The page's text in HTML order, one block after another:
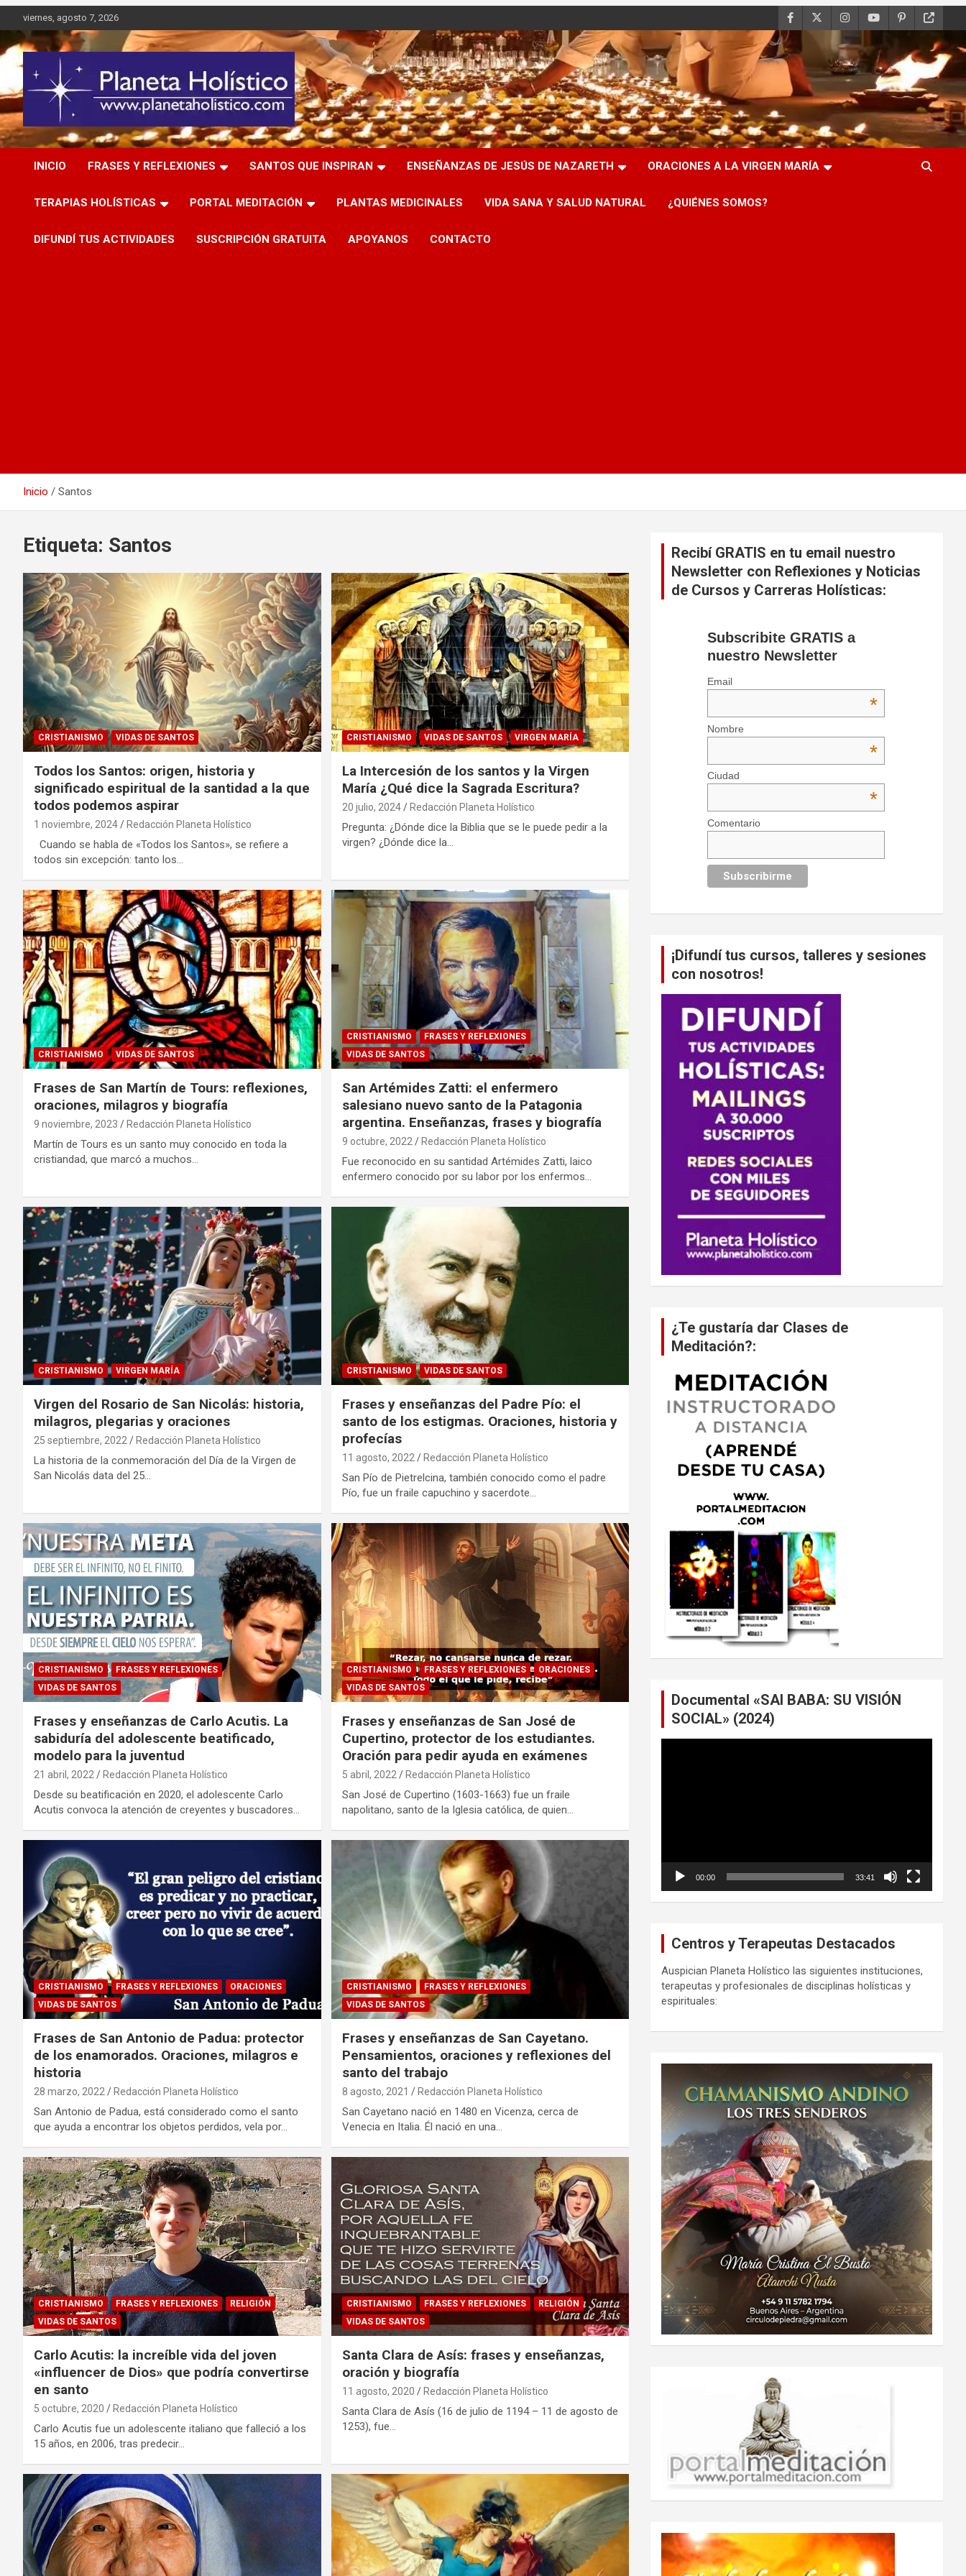
al
contenido
viernes, agosto 7, 2026
Planeta Holístico
Difusión de espiritualidad, terapias alternativas holísticas,
cursos, talleres y seminarios
INICIO
FRASES Y REFLEXIONES SANTOS QUE INSPIRAN ENSEÑANZAS DE JESÚS DE NAZARETH ORACIONES A LA VIRGEN MARÍA
TERAPIAS HOLÍSTICAS PORTAL MEDITACIÓN PLANTAS MEDICINALES VIDA SANA Y SALUD NATURAL ¿QUIÉNES SOMOS?
DIFUNDÍ TUS ACTIVIDADES SUSCRIPCIÓN GRATUITA APOYANOS CONTACTO
Inicio Santos
Etiqueta: Santos
CRISTIANISMO VIDAS DE SANTOS
Todos los Santos: origen, historia y
significado espiritual de la santidad a la que
todos podemos aspirar
1 noviembre, 2024 Redacción Planeta Holístico
Cuando se habla de «Todos los Santos», se refiere a
todos sin excepción: tanto los…
CRISTIANISMO VIDAS DE SANTOS VIRGEN MARÍA
La Intercesión de los santos y la Virgen
María ¿Qué dice la Sagrada Escritura?
20 julio, 2024 Redacción Planeta Holístico
Pregunta: ¿Dónde dice la Biblia que se le puede pedir a la
virgen? ¿Dónde dice la…
CRISTIANISMO VIDAS DE SANTOS
Frases de San Martín de Tours: reflexiones,
oraciones, milagros y biografía
9 noviembre, 2023 Redacción Planeta Holístico
Martín de Tours es un santo muy conocido en toda la
cristiandad, que marcó a muchos…
CRISTIANISMO
FRASES Y REFLEXIONES
VIDAS DE SANTOS
San Artémides Zatti: el enfermero
salesiano nuevo santo de la Patagonia
argentina. Enseñanzas, frases y biografía
9 octubre, 2022 Redacción Planeta Holístico
Fue reconocido en su santidad Artémides Zatti, laico
enfermero conocido por su labor por los enfermos…
CRISTIANISMO VIRGEN MARÍA
Virgen del Rosario de San Nicolás: historia,
milagros, plegarias y oraciones
25 septiembre, 2022 Redacción Planeta Holístico
La historia de la conmemoración del Día de la Virgen de
San Nicolás data del 25…
CRISTIANISMO VIDAS DE SANTOS
Frases y enseñanzas del Padre Pío: el
santo de los estigmas. Oraciones, historia y
profecías
11 agosto, 2022 Redacción Planeta Holístico
San Pío de Pietrelcina, también conocido como el padre
Pío, fue un fraile capuchino y sacerdote…
CRISTIANISMO
FRASES Y REFLEXIONES
VIDAS DE SANTOS
Frases y enseñanzas de Carlo Acutis. La
sabiduría del adolescente beatificado,
modelo para la juventud
21 abril, 2022 Redacción Planeta Holístico
Desde su beatificación en 2020, el adolescente Carlo
Acutis convoca la atención de creyentes y buscadores…
CRISTIANISMO FRASES Y REFLEXIONES
ORACIONES
VIDAS DE SANTOS
Frases y enseñanzas de San José de
Cupertino, protector de los estudiantes.
Oración para pedir ayuda en exámenes
5 abril, 2022 Redacción Planeta Holístico
San José de Cupertino (1603-1663) fue un fraile
napolitano, santo de la Iglesia católica, de quien…
CRISTIANISMO FRASES Y REFLEXIONES
ORACIONES
VIDAS DE SANTOS
Frases de San Antonio de Padua: protector
de los enamorados. Oraciones, milagros e
historia
28 marzo, 2022 Redacción Planeta Holístico
San Antonio de Padua, está considerado como el santo
que ayuda a encontrar los objetos perdidos, vela por…
CRISTIANISMO
FRASES Y REFLEXIONES
VIDAS DE SANTOS
Frases y enseñanzas de San Cayetano.
Pensamientos, oraciones y reflexiones del
santo del trabajo
8 agosto, 2021 Redacción Planeta Holístico
San Cayetano nació en 1480 en Vicenza, cerca de
Venecia en Italia. Él nació en una…
CRISTIANISMO FRASES Y REFLEXIONES
RELIGIÓN
VIDAS DE SANTOS
Carlo Acutis: la increíble vida del joven
«influencer de Dios» que podría convertirse
en santo
5 octubre, 2020 Redacción Planeta Holístico
Carlo Acutis fue un adolescente italiano que falleció a los
15 años, en 2006, tras predecir…
CRISTIANISMO FRASES Y REFLEXIONES
RELIGIÓN
VIDAS DE SANTOS
Santa Clara de Asís: frases y enseñanzas,
oración y biografía
11 agosto, 2020 Redacción Planeta Holístico
Santa Clara de Asís (16 de julio de 1194 – 11 de agosto de
1253), fue…
Recibí GRATIS en tu email nuestro
Newsletter con Reflexiones y Noticias
de Cursos y Carreras Holísticas:
Subscribite GRATIS a
nuestro Newsletter
Email
*
Nombre
*
Ciudad
*
Comentario
¡Difundí tus cursos, talleres y sesiones
con nosotros!
¿Te gustaría dar Clases de
Meditación?:
Documental «SAI BABA: SU VISIÓN
SOCIAL» (2024)
00:00 33:41
Centros y Terapeutas Destacados
Auspician Planeta Holístico las siguientes instituciones,
terapeutas y profesionales de disciplinas holísticas y
espirituales: